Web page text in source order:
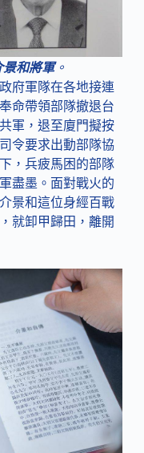
和將軍。
府軍隊在各地接連
命帶領部隊撤退台
軍，退至廈門擬按
令要求出動部隊協
，兵疲馬困的部隊
盡墨。面對戰火的
景和這位身經百戰
就卸甲歸田，離開